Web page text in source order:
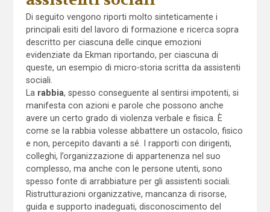
Di seguito vengono riporti molto sinteticamente i
principali esiti del lavoro di formazione e ricerca sopra
descritto per ciascuna delle cinque emozioni
evidenziate da Ekman riportando, per ciascuna di
queste, un esempio di micro-storia scritta da assistenti
sociali.
La rabbia, spesso conseguente al sentirsi impotenti, si
manifesta con azioni e parole che possono anche
avere un certo grado di violenza verbale e fisica. È
come se la rabbia volesse abbattere un ostacolo, fisico
e non, percepito davanti a sé. I rapporti con dirigenti,
colleghi, l’organizzazione di appartenenza nel suo
complesso, ma anche con le persone utenti, sono
spesso fonte di arrabbiature per gli assistenti sociali.
Ristrutturazioni organizzative, mancanza di risorse,
guida e supporto inadeguati, disconoscimento del